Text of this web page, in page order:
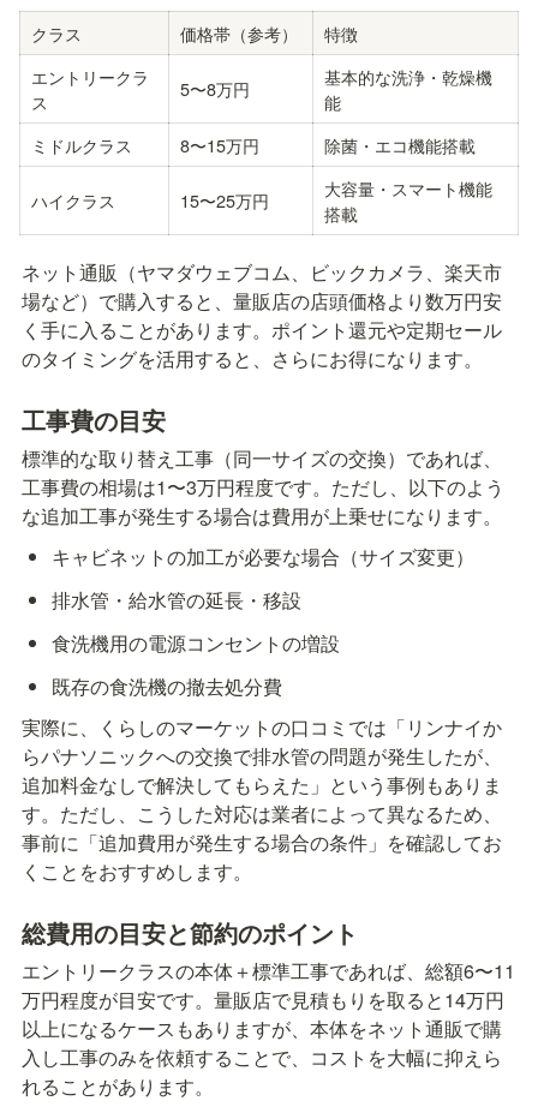
クラス 価格帯（参考）
特徴
エントリークラ
ス
5〜8万円
基本的な洗浄・乾燥機
能
ミドルクラス
8〜15万円 除菌・エコ機能搭載
ハイクラス 15〜25万円
大容量・スマート機能
搭載
ネット通販（ヤマダウェブコム、ビックカメラ、楽天市
場など）で購入すると、量販店の店頭価格より数万円安
く手に入ることがあります。ポイント還元や定期セール
のタイミングを活用すると、さらにお得になります。
工事費の目安
標準的な取り替え工事（同一サイズの交換）であれば、
工事費の相場は1〜3万円程度です。ただし、以下のよう
な追加工事が発生する場合は費用が上乗せになります。
キャビネットの加工が必要な場合（サイズ変更）
排水管・給水管の延長・移設
食洗機用の電源コンセントの増設
既存の食洗機の撤去処分費
実際に、くらしのマーケットの口コミでは「リンナイか
らパナソニックへの交換で排水管の問題が発生したが、
追加料金なしで解決してもらえた」という事例もありま
す。ただし、こうした対応は業者によって異なるため、
事前に「追加費用が発生する場合の条件」を確認してお
くことをおすすめします。
総費用の目安と節約のポイント
エントリークラスの本体＋標準工事であれば、総額6〜11
万円程度が目安です。量販店で見積もりを取ると14万円
以上になるケースもありますが、本体をネット通販で購
入し工事のみを依頼することで、コストを大幅に抑えら
れることがあります。